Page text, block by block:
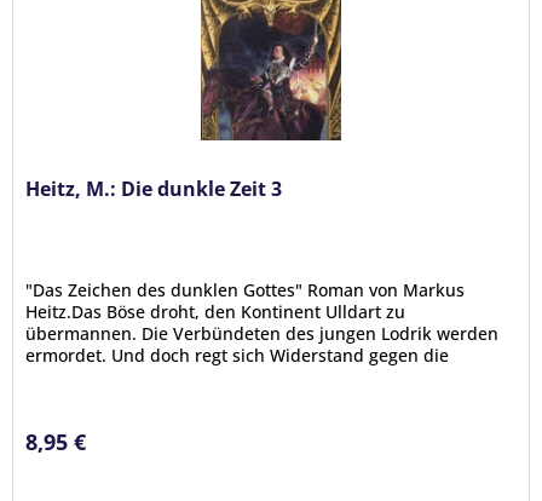
Heitz, M.: Die dunkle Zeit 3
"Das Zeichen des dunklen Gottes" Roman von Markus
Heitz.Das Böse droht, den Kontinent Ulldart zu
übermannen. Die Verbündeten des jungen Lodrik werden
ermordet. Und doch regt sich Widerstand gegen die
8,95 €